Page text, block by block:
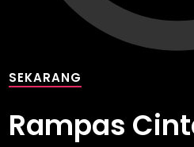
SEKARANG
Rampas